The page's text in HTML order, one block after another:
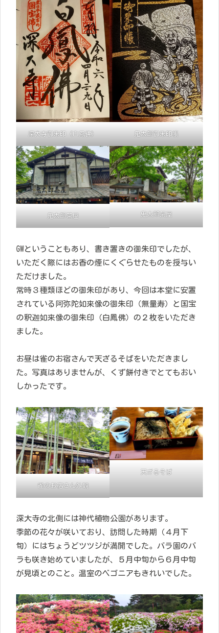
深大寺御朱印（白鳳佛） 鬼太郎御朱印帳
鬼太郎茶屋 鬼太郎茶屋
GWということもあり、書き置きの御朱印でしたが、
いただく際にはお香の煙にくぐらせたものを授与い
ただけました。
常時３種類ほどの御朱印があり、今回は本堂に安置
されている阿弥陀如来像の御朱印（無量寿）と国宝
の釈迦如来像の御朱印（白鳳佛）の２枚をいただき
ました。
お昼は雀のお宿さんで天ざるそばをいただきまし
た。写真はありませんが、くず餅付きでとてもおい
しかったです。
雀のお宿さん外観
天ざるそば
深大寺の北側には神代植物公園があります。
季節の花々が咲いており、訪問した時期（４月下
旬）にはちょうどツツジが満開でした。バラ園のバ
ラも咲き始めていましたが、５月中旬から６月中旬
が見頃とのこと。温室のベゴニアもきれいでした。